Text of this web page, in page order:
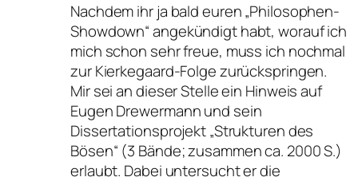
Nachdem ihr ja bald euren „Philosophen-
Showdown“ angekündigt habt, worauf ich
mich schon sehr freue, muss ich nochmal
zur Kierkegaard-Folge zurückspringen.
Mir sei an dieser Stelle ein Hinweis auf
Eugen Drewermann und sein
Dissertationsprojekt „Strukturen des
Bösen“ (3 Bände; zusammen ca. 2000 S.)
erlaubt. Dabei untersucht er die